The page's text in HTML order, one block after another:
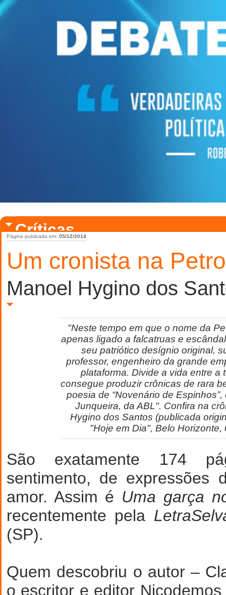
Críticas
Um cronista na
Página publicada em: 05/12/2014
Manoel Hygino dos
"Neste tempo em que o nome da
apenas ligado a falcatruas e
seu patriótico desígnio original,
professor, engenheiro da grande
plataforma. Divide a vida entre a
consegue produzir crônicas de rara
poesia de “Novenário de
Junqueira, da ABL". Confira na
Hygino dos Santos (publicada
"Hoje em Dia", Belo Horizonte,
São exatamente 174
sentimento, de expressões
amor. Assim é Uma garça
recentemente pela
(SP).
Quem descobriu o autor –
o escritor e editor